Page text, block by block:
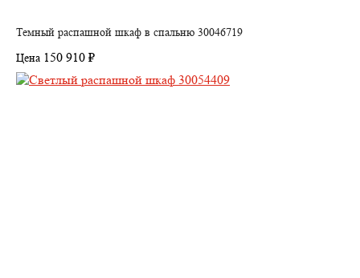
Темный распашной шкаф в спальню 30046719
Цена 150 910 ₽